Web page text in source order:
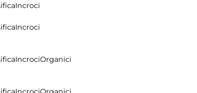
Incroci
Incroci
IncrociOrganici